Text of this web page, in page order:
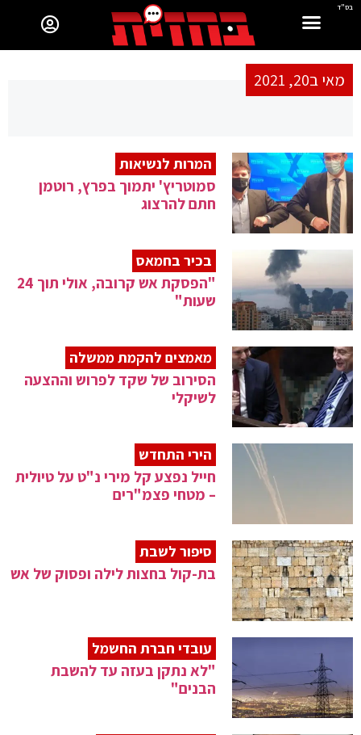
בס"ד
מאי ב20, 2021
המרות לנשיאות
סמוטריץ' יתמוך בפרץ, רוטמן
חתם להרצוג
בכיר בחמאס
"הפסקת אש קרובה, אולי תוך 24
שעות"
מאמצים להקמת ממשלה
הסירוב של שקד לפרוש וההצעה
לשיקלי
הירי התחדש
חייל נפצע קל מירי נ"ט על טיולית
– מטחי פצמ"רים
סיפור לשבת
בת-קול בחצות לילה ופסוק של אש
עובדי חברת החשמל
"לא נתקן בעזה עד להשבת
הבנים"